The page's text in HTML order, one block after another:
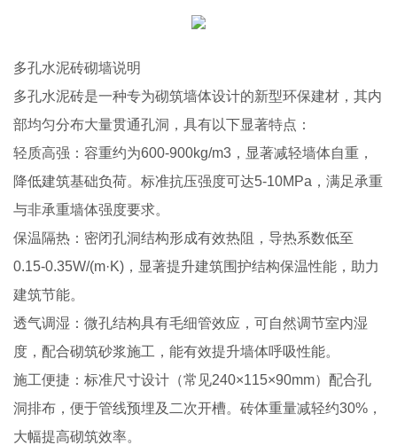
多孔水泥砖砌墙说明
多孔水泥砖是一种专为砌筑墙体设计的新型环保建材，其内
部均匀分布大量贯通孔洞，具有以下显著特点：
轻质高强：容重约为600-900kg/m3，显著减轻墙体自重，
降低建筑基础负荷。标准抗压强度可达5-10MPa，满足承重
与非承重墙体强度要求。
保温隔热：密闭孔洞结构形成有效热阻，导热系数低至
0.15-0.35W/(m·K)，显著提升建筑围护结构保温性能，助力
建筑节能。
透气调湿：微孔结构具有毛细管效应，可自然调节室内湿
度，配合砌筑砂浆施工，能有效提升墙体呼吸性能。
施工便捷：标准尺寸设计（常见240×115×90mm）配合孔
洞排布，便于管线预埋及二次开槽。砖体重量减轻约30%，
大幅提高砌筑效率。